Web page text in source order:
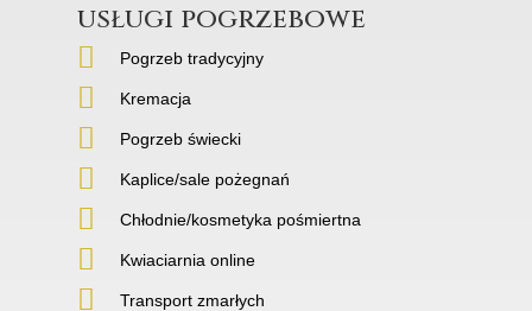
usługi pogrzebowe
Pogrzeb tradycyjny
Kremacja
Pogrzeb świecki
Kaplice/sale pożegnań
Chłodnie/kosmetyka pośmiertna
Kwiaciarnia online
Transport zmarłych